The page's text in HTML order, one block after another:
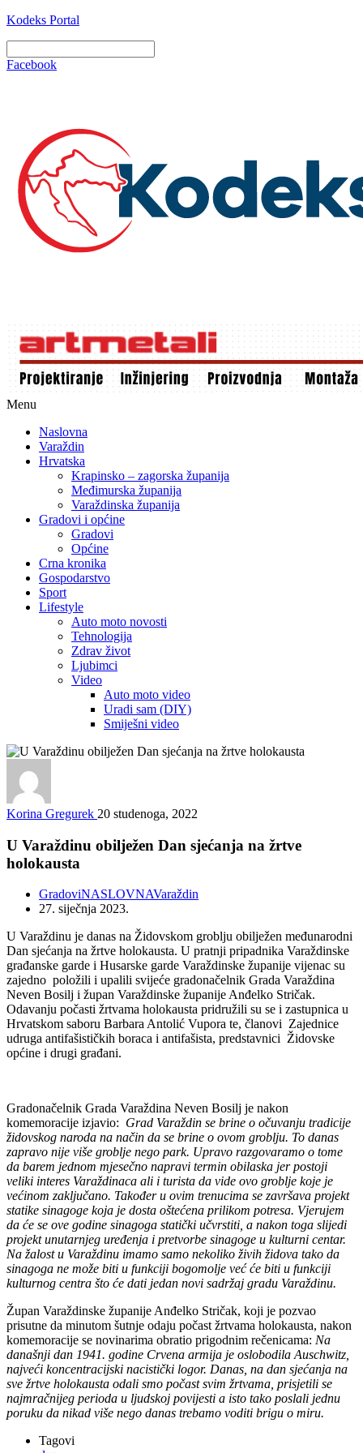
Kodeks Portal
Facebook
Menu
Naslovna
Varaždin
Hrvatska
Krapinsko – zagorska županija
Međimurska županija
Varaždinska županija
Gradovi i općine
Gradovi
Općine
Crna kronika
Gospodarstvo
Sport
Lifestyle
Auto moto novosti
Tehnologija
Zdrav život
Ljubimci
Video
Auto moto video
Uradi sam (DIY)
Smiješni video
Korina Gregurek 20 studenoga, 2022
U Varaždinu obilježen Dan sjećanja na žrtve
holokausta
GradoviNASLOVNAVaraždin
27. siječnja 2023.
U Varaždinu je danas na Židovskom groblju obilježen međunarodni
Dan sjećanja na žrtve holokausta. U pratnji pripadnika Varaždinske
građanske garde i Husarske garde Varaždinske županije vijenac su
zajedno položili i upalili svijeće gradonačelnik Grada Varaždina
Neven Bosilj i župan Varaždinske županije Anđelko Stričak.
Odavanju počasti žrtvama holokausta pridružili su se i zastupnica u
Hrvatskom saboru Barbara Antolić Vupora te, članovi Zajednice
udruga antifašističkih boraca i antifašista, predstavnici Židovske
općine i drugi građani.
Gradonačelnik Grada Varaždina Neven Bosilj je nakon
komemoracije izjavio: Grad Varaždin se brine o očuvanju tradicije
židovskog naroda na način da se brine o ovom groblju. To danas
zapravo nije više groblje nego park. Upravo razgovaramo o tome
da barem jednom mjesečno napravi termin obilaska jer postoji
veliki interes Varaždinaca ali i turista da vide ovo groblje koje je
većinom zaključano. Također u ovim trenucima se završava projekt
statike sinagoge koja je dosta oštećena prilikom potresa. Vjerujem
da će se ove godine sinagoga statički učvrstiti, a nakon toga slijedi
projekt unutarnjeg uređenja i pretvorbe sinagoge u kulturni centar.
Na žalost u Varaždinu imamo samo nekoliko živih židova tako da
sinagoga ne može biti u funkciji bogomolje već će biti u funkciji
kulturnog centra što će dati jedan novi sadržaj gradu Varaždinu.
Župan Varaždinske županije Anđelko Stričak, koji je pozvao
prisutne da minutom šutnje odaju počast žrtvama holokausta, nakon
komemoracije se novinarima obratio prigodnim rečenicama: Na
današnji dan 1941. godine Crvena armija je oslobodila Auschwitz,
najveći koncentracijski nacistički logor. Danas, na dan sjećanja na
sve žrtve holokausta odali smo počast svim žrtvama, prisjetili se
najmračnijeg perioda u ljudskoj povijesti a isto tako poslali jednu
poruku da nikad više nego danas trebamo voditi brigu o miru.
Tagovi